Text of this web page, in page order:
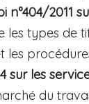
n°404/2011
les types de
les
sur les
du